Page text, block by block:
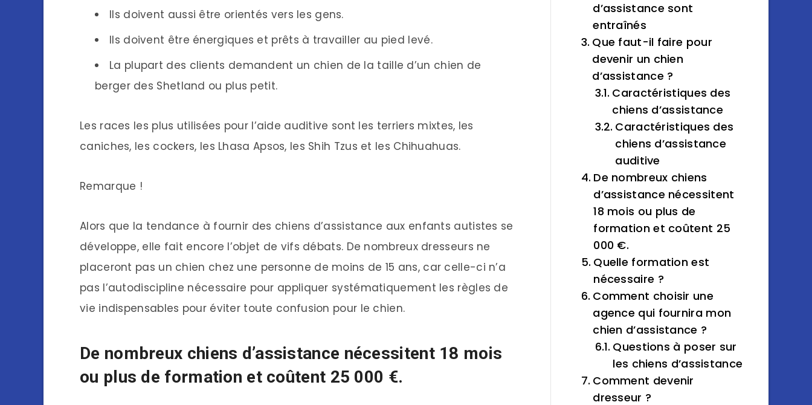
Ils doivent aussi être orientés vers les gens.
Ils doivent être énergiques et prêts à travailler au pied levé.
La plupart des clients demandent un chien de la taille d’un chien de
berger des Shetland ou plus petit.
Les races les plus utilisées pour l’aide auditive sont les terriers mixtes, les
caniches, les cockers, les Lhasa Apsos, les Shih Tzus et les Chihuahuas.
Remarque !
Alors que la tendance à fournir des chiens d’assistance aux enfants autistes se
développe, elle fait encore l’objet de vifs débats. De nombreux dresseurs ne
placeront pas un chien chez une personne de moins de 15 ans, car celle-ci n’a
pas l’autodiscipline nécessaire pour appliquer systématiquement les règles de
vie indispensables pour éviter toute confusion pour le chien.
De nombreux chiens d’assistance nécessitent 18 mois
ou plus de formation et coûtent 25 000 €.
d’assistance sont
entraînés
Que faut-il faire pour
devenir un chien
d’assistance ?
Caractéristiques des
chiens d’assistance
Caractéristiques des
chiens d’assistance
auditive
De nombreux chiens
d’assistance nécessitent
18 mois ou plus de
formation et coûtent 25
000 €.
Quelle formation est
nécessaire ?
Comment choisir une
agence qui fournira mon
chien d’assistance ?
Questions à poser sur
les chiens d’assistance
Comment devenir
dresseur ?